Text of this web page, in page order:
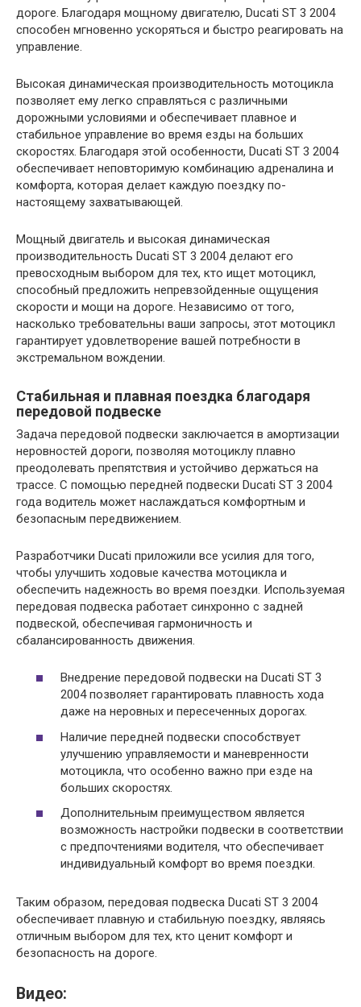
дороге. Благодаря мощному двигателю, Ducati ST 3 2004
способен мгновенно ускоряться и быстро реагировать на
управление.
Высокая динамическая производительность мотоцикла
позволяет ему легко справляться с различными
дорожными условиями и обеспечивает плавное и
стабильное управление во время езды на больших
скоростях. Благодаря этой особенности, Ducati ST 3 2004
обеспечивает неповторимую комбинацию адреналина и
комфорта, которая делает каждую поездку по-
настоящему захватывающей.
Мощный двигатель и высокая динамическая
производительность Ducati ST 3 2004 делают его
превосходным выбором для тех, кто ищет мотоцикл,
способный предложить непревзойденные ощущения
скорости и мощи на дороге. Независимо от того,
насколько требовательны ваши запросы, этот мотоцикл
гарантирует удовлетворение вашей потребности в
экстремальном вождении.
Стабильная и плавная поездка благодаря
передовой подвеске
Задача передовой подвески заключается в амортизации
неровностей дороги, позволяя мотоциклу плавно
преодолевать препятствия и устойчиво держаться на
трассе. С помощью передней подвески Ducati ST 3 2004
года водитель может наслаждаться комфортным и
безопасным передвижением.
Разработчики Ducati приложили все усилия для того,
чтобы улучшить ходовые качества мотоцикла и
обеспечить надежность во время поездки. Используемая
передовая подвеска работает синхронно с задней
подвеской, обеспечивая гармоничность и
сбалансированность движения.
Внедрение передовой подвески на Ducati ST 3
2004 позволяет гарантировать плавность хода
даже на неровных и пересеченных дорогах.
Наличие передней подвески способствует
улучшению управляемости и маневренности
мотоцикла, что особенно важно при езде на
больших скоростях.
Дополнительным преимуществом является
возможность настройки подвески в соответствии
с предпочтениями водителя, что обеспечивает
индивидуальный комфорт во время поездки.
Таким образом, передовая подвеска Ducati ST 3 2004
обеспечивает плавную и стабильную поездку, являясь
отличным выбором для тех, кто ценит комфорт и
безопасность на дороге.
Видео: